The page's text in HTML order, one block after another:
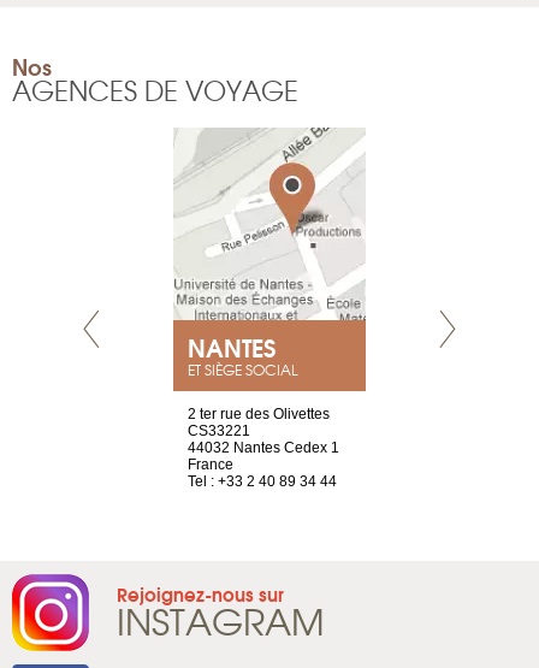
Nos
AGENCES DE VOYAGE
NANTES
ET SIÈGE SOCIAL
2 ter rue des Olivettes
CS33221
44032 Nantes Cedex 1
France
Tel : +33 2 40 89 34 44
Rejoignez-nous sur
INSTAGRAM